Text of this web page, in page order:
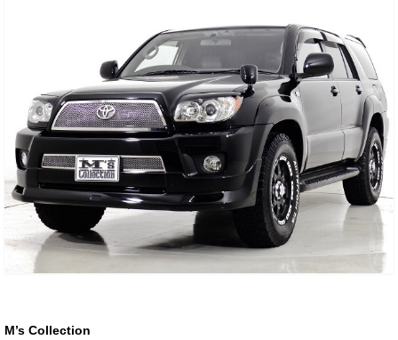
イベント
ニュース
スタッフブログ
お客様の声
お問い合わせ
メールフォーム
M’s Collection